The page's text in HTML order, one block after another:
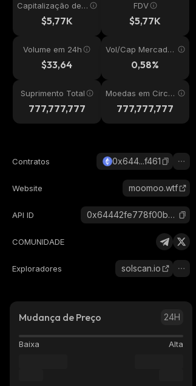
Capitalização de
Mercado$5,77K
FDV
$5,77K
Volume em 24h
$33,64
Vol/Cap Mercado
0,58%
Suprimento Total
777,777,777
Moedas em Circul
ação777,777,777
Contratos 0x644...f461
Website moomoo.wtf
API ID 0x64442fe778f00b7d7ed1863b9327ca29342cf461_ethereum
COMUNIDADE
Exploradores solscan.io
Mudança de Preço 24H
Baixa Alta